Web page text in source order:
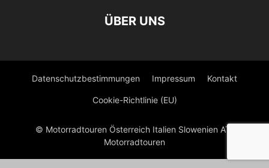
ÜBER UNS
Datenschutzbestimmungen Impressum Kontakt
Cookie-Richtlinie (EU)
© Motorradtouren Österreich Italien Slowenien AT-
Motorradtouren